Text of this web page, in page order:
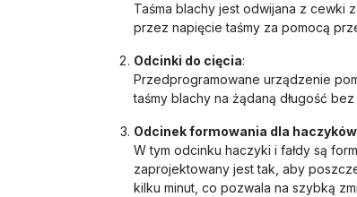
Taśma blachy jest odwijana z cewki
przez napięcie taśmy za pomocą
Odcinki do cięcia:
Przedprogramowane urządzenie
taśmy blachy na żądaną długość
Odcinek formowania dla haczyków
W tym odcinku haczyki i fałdy są
zaprojektowany jest tak, aby
kilku minut, co pozwala na szybką